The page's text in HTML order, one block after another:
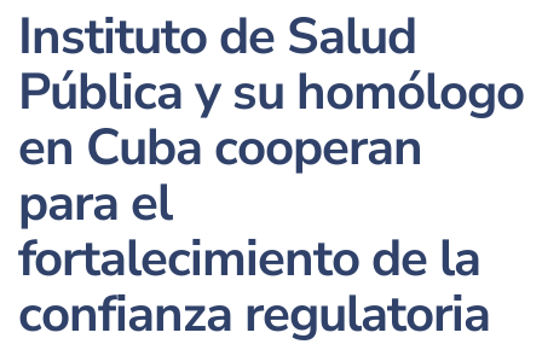
Instituto de Salud
Pública y su homólogo
en Cuba cooperan
para el
fortalecimiento de la
confianza regulatoria